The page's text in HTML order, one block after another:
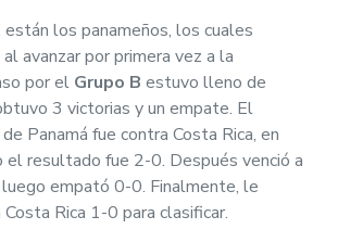
están los panameños, los cuales
avanzar por primera vez a la
por el Grupo B estuvo lleno de
3 victorias y un empate. El
Panamá fue contra Costa Rica, en
el resultado fue 2-0. Después venció a
empató 0-0. Finalmente, le
Rica 1-0 para clasificar.